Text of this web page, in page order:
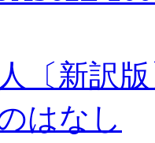
〔新訳
はなし